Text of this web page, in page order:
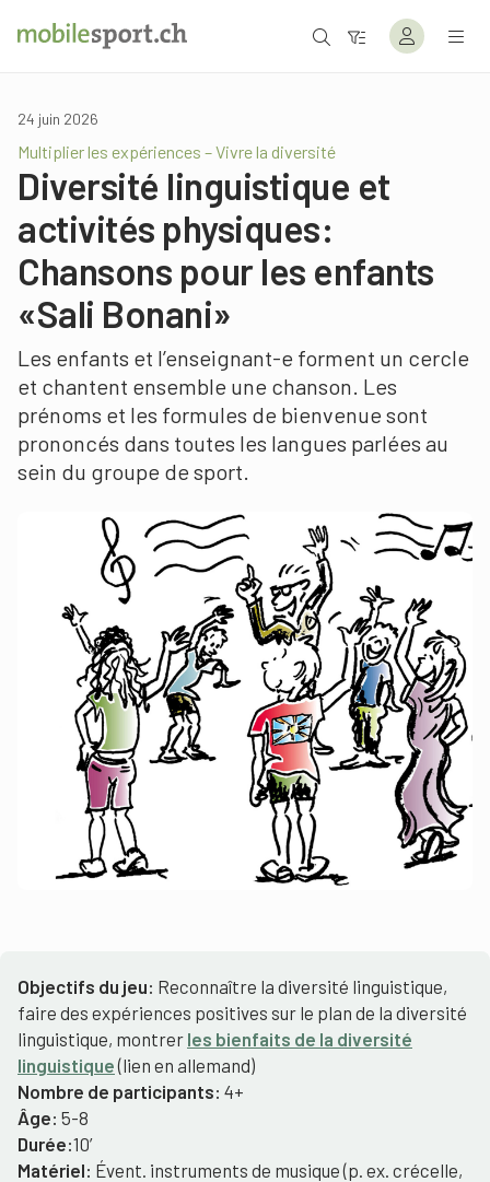
24 juin 2026
Multiplier les expériences – Vivre la diversité
Diversité linguistique et
activités physiques:
Chansons pour les enfants
«Sali Bonani»
Les enfants et l’enseignant-e forment un cercle
et chantent ensemble une chanson. Les
prénoms et les formules de bienvenue sont
prononcés dans toutes les langues parlées au
sein du groupe de sport.
Objectifs du jeu: Reconnaître la diversité linguistique,
faire des expériences positives sur le plan de la diversité
linguistique, montrer les bienfaits de la diversité
linguistique(lien en allemand)
Nombre de participants: 4+
Âge: 5-8
Durée:10’
Matériel: Évent. instruments de musique (p. ex. crécelle,